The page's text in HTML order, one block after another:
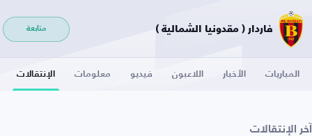
فاردار ( مقدونيا الشمالية ) متابعة
المباريات الأخبار اللاعبون فيديو معلومات الإنتقالات
آخر الإنتقالات